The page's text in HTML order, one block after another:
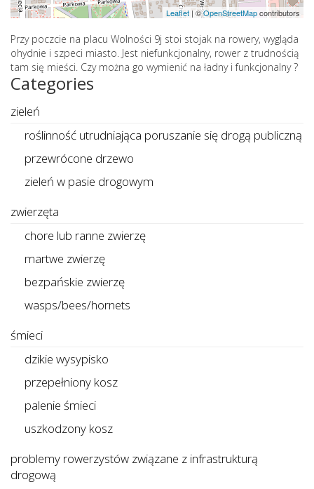
Leaflet | ©OpenStreetMapcontributors
Przy poczcie na placu Wolności 9j stoi stojak na rowery, wygląda
ohydnie i szpeci miasto. Jest niefunkcjonalny, rower z trudnością
tam się mieści. Czy można go wymienić na ładny i funkcjonalny ?
Categories
zieleń
roślinność utrudniająca poruszanie się drogą publiczną
przewrócone drzewo
zieleń w pasie drogowym
zwierzęta
chore lub ranne zwierzę
martwe zwierzę
bezpańskie zwierzę
wasps/bees/hornets
śmieci
dzikie wysypisko
przepełniony kosz
palenie śmieci
uszkodzony kosz
problemy rowerzystów związane z infrastrukturą
drogową